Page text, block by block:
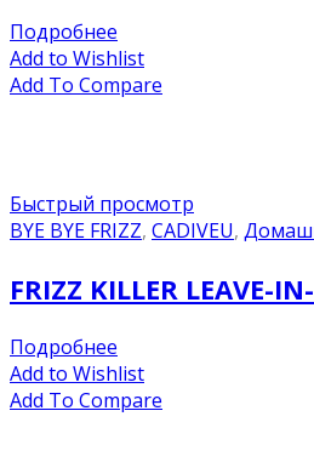
Подробнее
Add to Wishlist
Add To Compare
Быстрый просмотр
BYE BYE FRIZZ, CADIVEU,
FRIZZ KILLER
Подробнее
Add to Wishlist
Add To Compare